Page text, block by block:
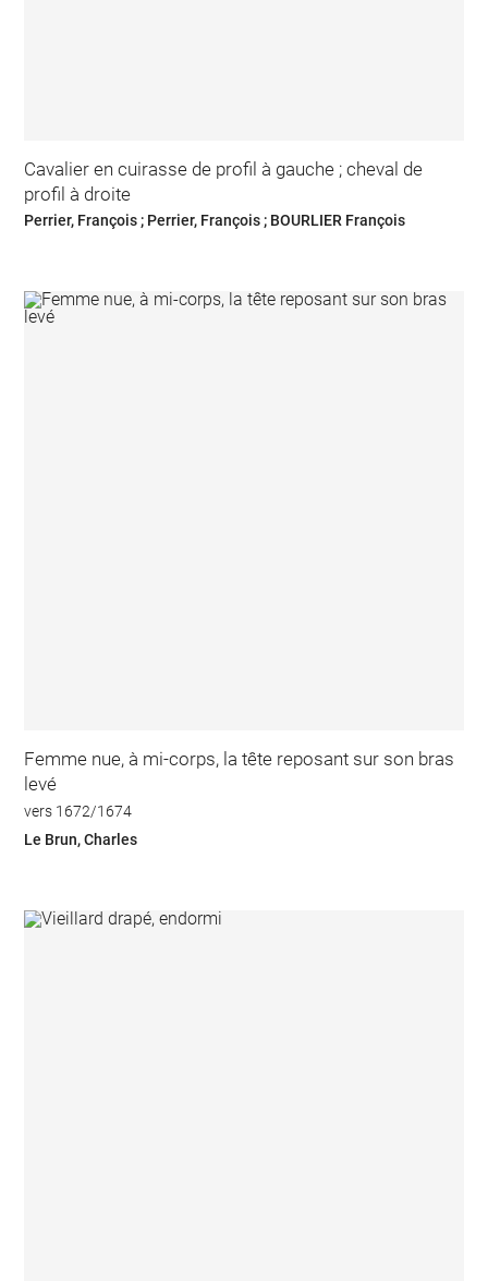
Cavalier en cuirasse de profil à gauche ; cheval de
profil à droite
Perrier, François ; Perrier, François ; BOURLIER François
Femme nue, à mi-corps, la tête reposant sur son bras
levé
vers 1672/1674
Le Brun, Charles